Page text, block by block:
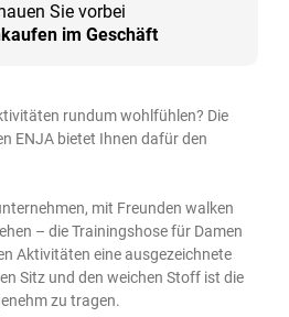
Sie vorbei
im Geschäft
rundum wohlfühlen? Die
ENJA bietet Ihnen dafür den
mit Freunden walken
– die Trainingshose für Damen
Aktivitäten eine ausgezeichnete
Sitz und den weichen Stoff ist die
zu tragen.